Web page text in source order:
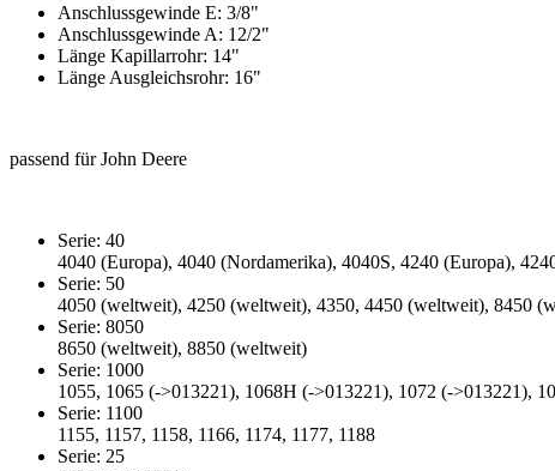
Anschlussgewinde E: 3/8"
Anschlussgewinde A: 12/2"
Länge Kapillarrohr: 14"
Länge Ausgleichsrohr: 16"
passend für John Deere
Serie: 40
4040 (Europa), 4040 (Nordamerika), 4040S, 4240 (Europa),
Serie: 50
4050 (weltweit), 4250 (weltweit), 4350, 4450 (weltweit), 8450
Serie: 8050
8650 (weltweit), 8850 (weltweit)
Serie: 1000
1055, 1065 (->013221), 1068H (->013221), 1072 (->013221),
Serie: 1100
1155, 1157, 1158, 1166, 1174, 1177, 1188
Serie: 25